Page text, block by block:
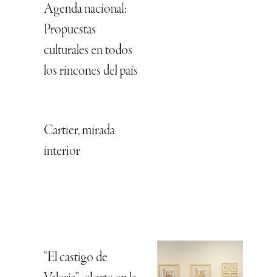
Agenda nacional:
Propuestas
culturales en todos
los rincones del país
Cartier, mirada
interior
“El castigo de